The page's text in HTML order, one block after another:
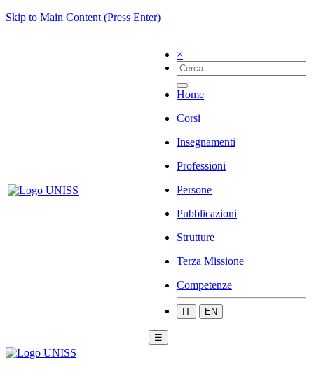
Skip to Main Content (Press Enter)
×
Home
Corsi
Insegnamenti
Professioni
Persone
Pubblicazioni
Strutture
Terza Missione
Competenze
IT EN
☰